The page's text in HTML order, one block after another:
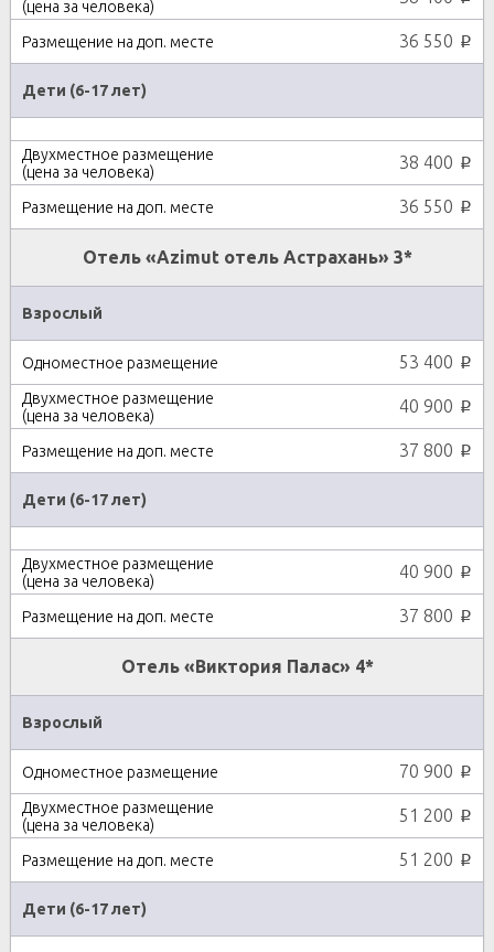
36 550 p
Дети (6-17 лет)
38 400 p
36 550 p
Отель «Azimut отель Астрахань» 3*
Взрослый
53 400 p
40 900 p
37 800 p
Дети (6-17 лет)
40 900 p
37 800 p
Отель «Виктория Палас» 4*
Взрослый
70 900 p
51 200 p
51 200 p
Дети (6-17 лет)